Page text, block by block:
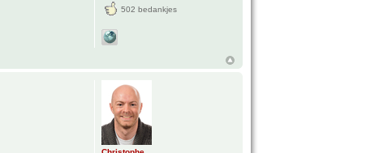
502 bedankjes